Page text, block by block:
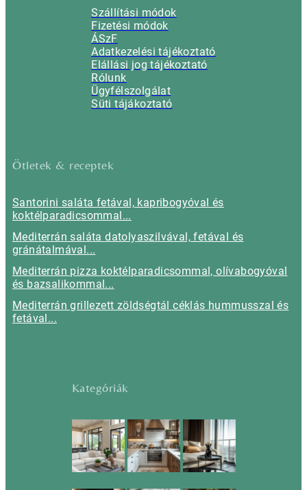
Szállítási módok
Fizetési módok
ÁSzF
Adatkezelési tájékoztató
Elállási jog tájékoztató
Rólunk
Ügyfélszolgálat
Süti tájákoztató
Ötletek & receptek
Santorini saláta fetával, kapribogyóval és
koktélparadicsommal...
Mediterrán saláta datolyaszilvával, fetával és
gránátalmával...
Mediterrán pizza koktélparadicsommal, olívabogyóval
és bazsalikommal...
Mediterrán grillezett zöldségtál céklás hummusszal és
fetával...
Kategóriák